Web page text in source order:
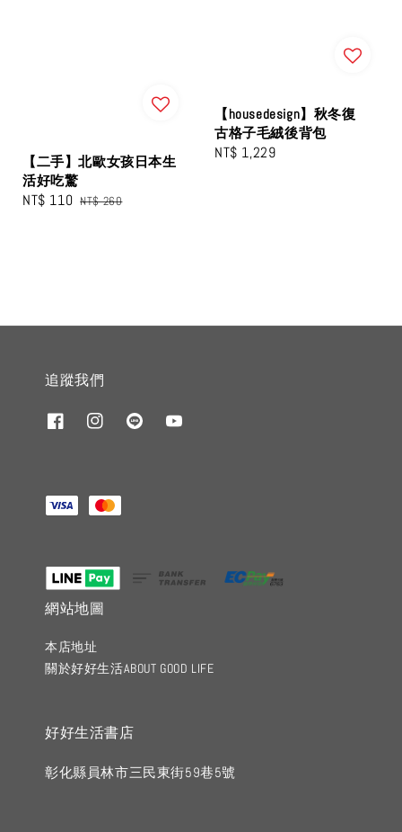
【二手】北歐女孩日本生
活好吃驚
Sale
NT$ 110 Regular
NT$ 260
【housedesign】秋冬復
古格子毛絨後背包
Regular
NT$ 1,229
追蹤我們
網站地圖
本店地址
關於好好生活ABOUT GOOD LIFE
好好生活書店
彰化縣員林市三民東街59巷5號